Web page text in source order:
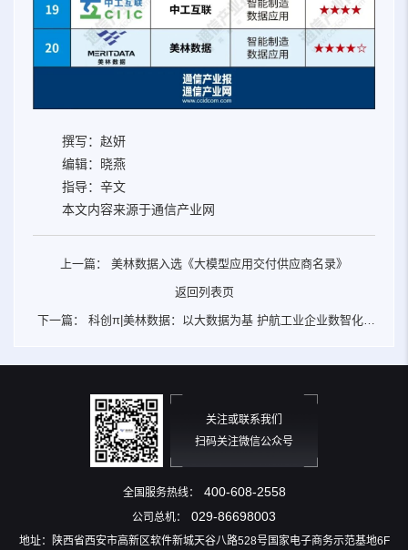
撰写：赵妍
编辑：晓燕
指导：辛文
本文内容来源于通信产业网
上一篇： 美林数据入选《大模型应用交付供应商名录》
返回列表页
下一篇： 科创π|美林数据：以大数据为基 护航工业企业数智化发
关注或联系我们
扫码关注微信公众号
全国服务热线： 400-608-2558
公司总机： 029-86698003
地址：陕西省西安市高新区软件新城天谷八路528号国家电子商务示范基地6F